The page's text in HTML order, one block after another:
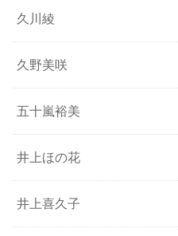
久川綾
久野美咲
五十嵐裕美
井上ほの花
井上喜久子